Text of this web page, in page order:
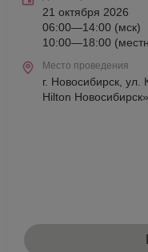
21 октября 2026
06:00—14:00 (мск)
10:00—18:00
Место проведения
г. Новосибирск,
Hilton